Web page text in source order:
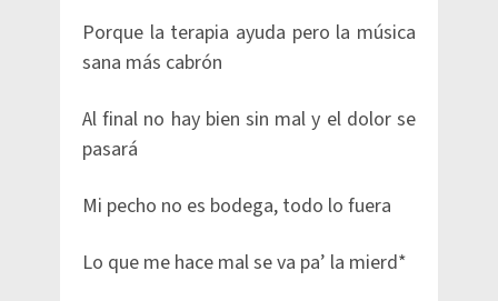
Porque la terapia ayuda pero la música
sana más cabrón
Al final no hay bien sin mal y el dolor se
pasará
Mi pecho no es bodega, todo lo fuera
Lo que me hace mal se va pa’ la mierd*